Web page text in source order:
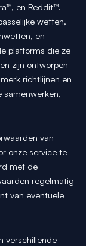
en Reddit™.
wetten,
en
platforms die ze
zijn ontworpen
richtlijnen en
samenwerken,
van
onze service te
met de
regelmatig
van eventuele
verschillende